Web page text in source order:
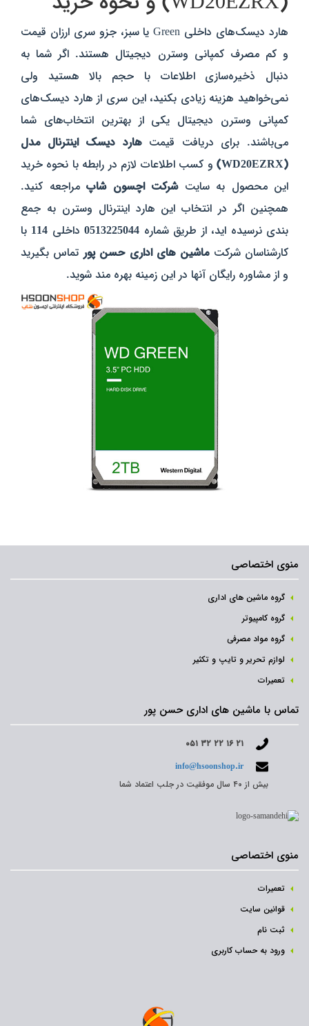
هارد دیسک‌های داخلی Green یا سبز، جزو سری ارزان قیمت
و کم مصرف کمپانی وسترن دیجیتال هستند. اگر شما به
دنبال ذخیره‌سازی اطلاعات با حجم بالا هستید ولی
نمی‌خواهید هزینه زیادی بکنید، این سری از هارد دیسک‌های
کمپانی وسترن دیجیتال یکی از بهترین انتخاب‌های شما
می‌باشند. برای دریافت قیمتهارد دیسک اینترنال مدل
(WD20EZRX)
و کسب اطلاعات لازم در رابطه با نحوه خرید
این محصول به سایتشرکت اچسون شاپ مراجعه کنید.
همچنین اگر در انتخاب این هارد اینترنال وسترن به جمع
بندی نرسیده اید، از طریق شماره 0513225044داخلی 114 با
کارشناسان شرکتماشین های اداری حسن پور تماس بگیرید
و از مشاوره رایگان آنها در این زمینه بهره مند شوید.
منوی اختصاصی
گروه ماشین های اداری
گروه کامپیوتر
گروه مواد مصرفی
لوازم تحریر و تایپ و تکثیر
تعمیرات
تماس با ماشین های اداری حسن پور
۰۵۱ ۳۲ ۲۲ ۱۶ ۲۱
info@hsoonshop.ir
بیش از ۴۰ سال موفقیت در جلب اعتماد شما
منوی اختصاصی
تعمیرات
قوانین سایت
ثبت نام‌
ورود به حساب کاربری